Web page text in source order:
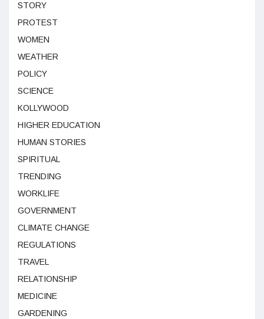
STORY
PROTEST
WOMEN
WEATHER
POLICY
SCIENCE
KOLLYWOOD
HIGHER EDUCATION
HUMAN STORIES
SPIRITUAL
TRENDING
WORKLIFE
GOVERNMENT
CLIMATE CHANGE
REGULATIONS
TRAVEL
RELATIONSHIP
MEDICINE
GARDENING